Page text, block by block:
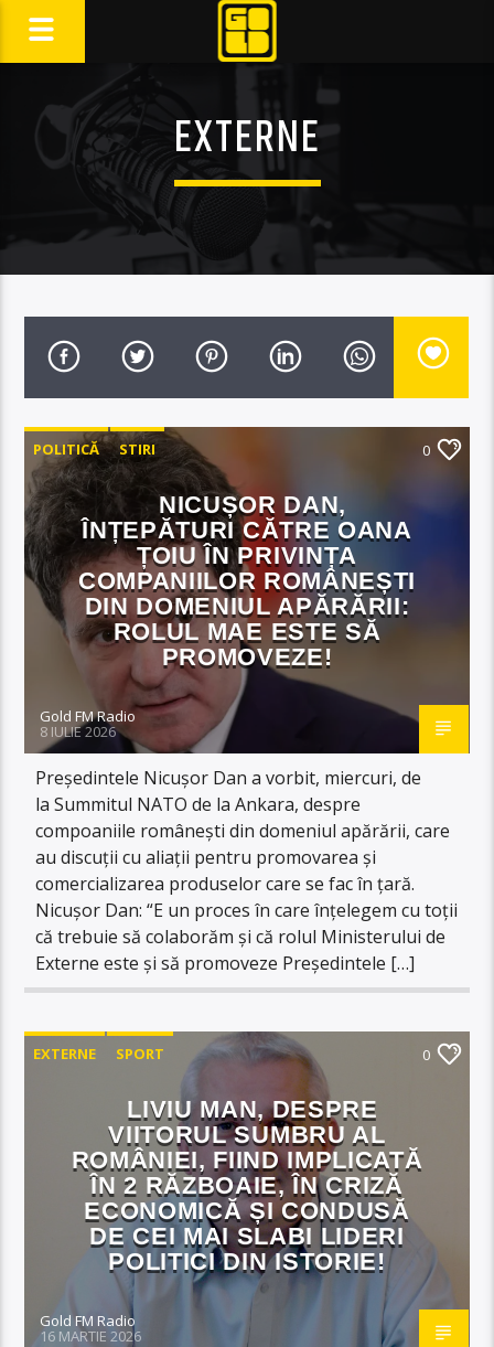
EXTERNE
POLITICĂ STIRI 0
NICUȘOR DAN,
ÎNȚEPĂTURI CĂTRE OANA
ȚOIU ÎN PRIVINȚA
COMPANIILOR ROMÂNEȘTI
DIN DOMENIUL APĂRĂRII:
ROLUL MAE ESTE SĂ
PROMOVEZE!
Gold FM Radio
8 IULIE 2026
Președintele Nicușor Dan a vorbit, miercuri, de
la Summitul NATO de la Ankara, despre
compoaniile românești din domeniul apărării, care
au discuții cu aliații pentru promovarea și
comercializarea produselor care se fac în țară.
Nicușor Dan: “E un proces în care înțelegem cu toții
că trebuie să colaborăm și că rolul Ministerului de
Externe este și să promoveze Președintele […]
EXTERNE SPORT 0
LIVIU MAN, DESPRE
VIITORUL SUMBRU AL
ROMÂNIEI, FIIND IMPLICATĂ
ÎN 2 RĂZBOAIE, ÎN CRIZĂ
ECONOMICĂ ȘI CONDUSĂ
DE CEI MAI SLABI LIDERI
POLITICI DIN ISTORIE!
Gold FM Radio
16 MARTIE 2026